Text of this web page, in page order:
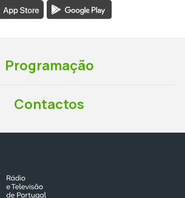
Programação
Contactos